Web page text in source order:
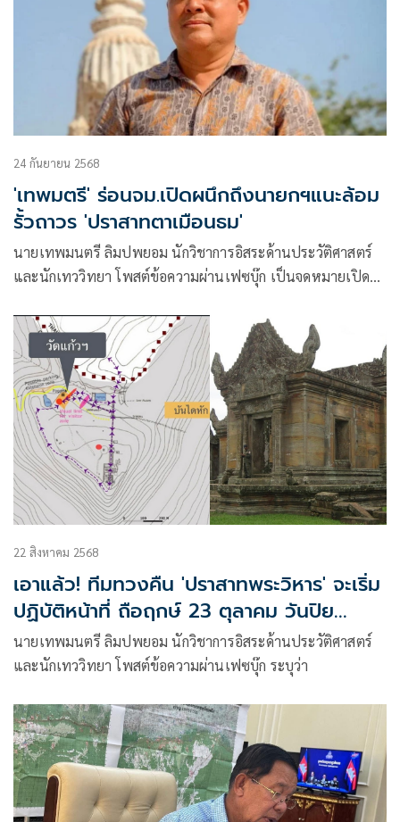
24 กันยายน 2568
'เทพมตรี' ร่อนจม.เปิดผนึกถึงนายกฯแนะล้อม
รั้วถาวร 'ปราสาทตาเมือนธม'
นายเทพมนตรี ลิมปพยอม นักวิชาการอิสระด้านประวัติศาสตร์
และนักเทววิทยา โพสต์ข้อความผ่านเฟซบุ๊ก เป็นจดหมายเปิด
22 สิงหาคม 2568
เอาแล้ว! ทีมทวงคืน 'ปราสาทพระวิหาร' จะเริ่ม
ปฏิบัติหน้าที่ ถือฤกษ์ 23 ตุลาคม วันปิย
มหาราช
นายเทพมนตรี ลิมปพยอม นักวิชาการอิสระด้านประวัติศาสตร์
และนักเทววิทยา โพสต์ข้อความผ่านเฟซบุ๊ก ระบุว่า